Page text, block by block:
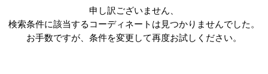
申し訳ございません、
検索条件に該当するコーディネートは見つかりませんでした。
お手数ですが、条件を変更して再度お試しください。